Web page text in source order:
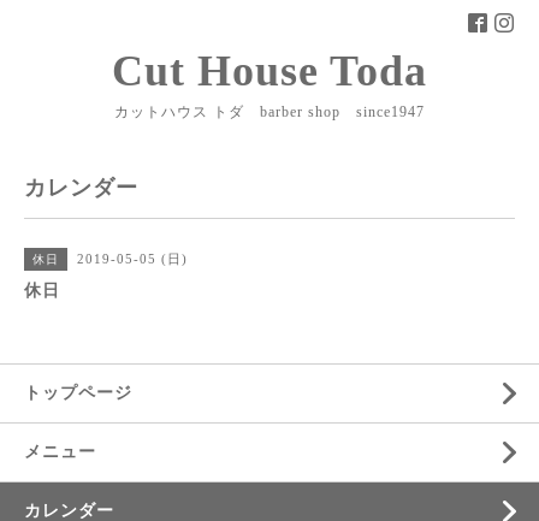
Cut House Toda
カットハウス トダ barber shop since1947
カレンダー
休日 2019-05-05 (日)
休日
トップページ
メニュー
カレンダー